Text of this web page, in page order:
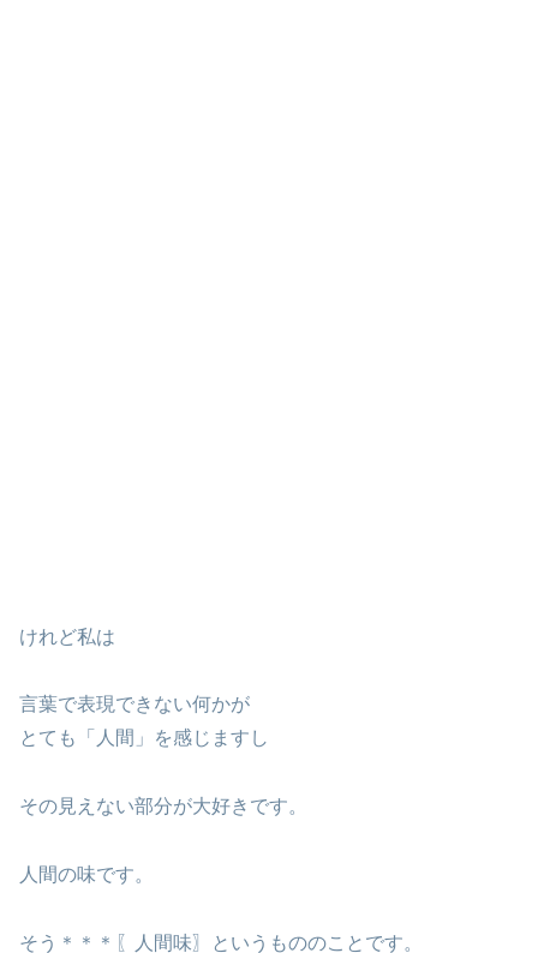
けれど私は
言葉で表現できない何かが
とても「人間」を感じますし
その見えない部分が大好きです。
人間の味です。
そう＊＊＊〖人間味〗というもののことです。